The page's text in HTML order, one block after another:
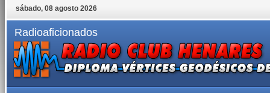
sábado, 08 agosto 2026
Radioaficionados